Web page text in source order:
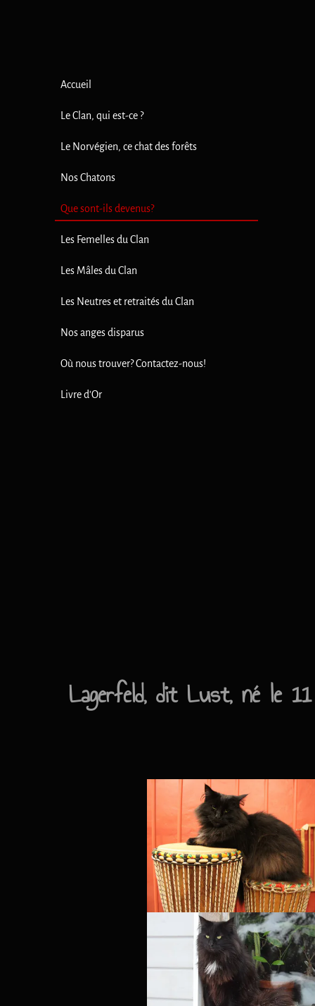
Accueil
Le Clan, qui est-ce ?
Le Norvégien, ce chat des forêts
Nos Chatons
Que sont-ils devenus?
Les Femelles du Clan
Les Mâles du Clan
Les Neutres et retraités du Clan
Nos anges disparus
Où nous trouver? Contactez-nous!
Livre d'Or
Lagerfeld, dit Lust, né le